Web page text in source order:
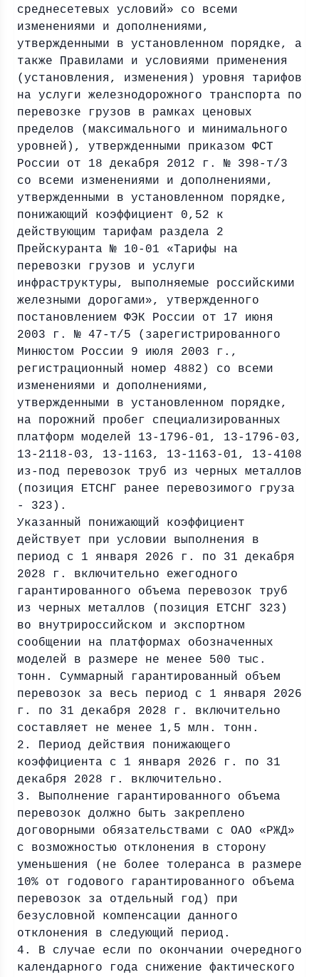
среднесетевых условий» со всеми
изменениями и дополнениями,
утвержденными в установленном порядке, а
также Правилами и условиями применения
(установления, изменения) уровня тарифов
на услуги железнодорожного транспорта по
перевозке грузов в рамках ценовых
пределов (максимального и минимального
уровней), утвержденными приказом ФСТ
России от 18 декабря 2012 г. № 398-т/3
со всеми изменениями и дополнениями,
утвержденными в установленном порядке,
понижающий коэффициент 0,52 к
действующим тарифам раздела 2
Прейскуранта № 10-01 «Тарифы на
перевозки грузов и услуги
инфраструктуры, выполняемые российскими
железными дорогами», утвержденного
постановлением ФЭК России от 17 июня
2003 г. № 47-т/5 (зарегистрированного
Минюстом России 9 июля 2003 г.,
регистрационный номер 4882) со всеми
изменениями и дополнениями,
утвержденными в установленном порядке,
на порожний пробег специализированных
платформ моделей 13-1796-01, 13-1796-03,
13-2118-03, 13-1163, 13-1163-01, 13-4108
из-под перевозок труб из черных металлов
(позиция ЕТСНГ ранее перевозимого груза
- 323).
Указанный понижающий коэффициент
действует при условии выполнения в
период с 1 января 2026 г. по 31 декабря
2028 г. включительно ежегодного
гарантированного объема перевозок труб
из черных металлов (позиция ЕТСНГ 323)
во внутрироссийском и экспортном
сообщении на платформах обозначенных
моделей в размере не менее 500 тыс.
тонн. Суммарный гарантированный объем
перевозок за весь период с 1 января 2026
г. по 31 декабря 2028 г. включительно
составляет не менее 1,5 млн. тонн.
2. Период действия понижающего
коэффициента с 1 января 2026 г. по 31
декабря 2028 г. включительно.
3. Выполнение гарантированного объема
перевозок должно быть закреплено
договорными обязательствами с ОАО «РЖД»
с возможностью отклонения в сторону
уменьшения (не более толеранса в размере
10% от годового гарантированного объема
перевозок за отдельный год) при
безусловной компенсации данного
отклонения в следующий период.
4. В случае если по окончании очередного
календарного года снижение фактического